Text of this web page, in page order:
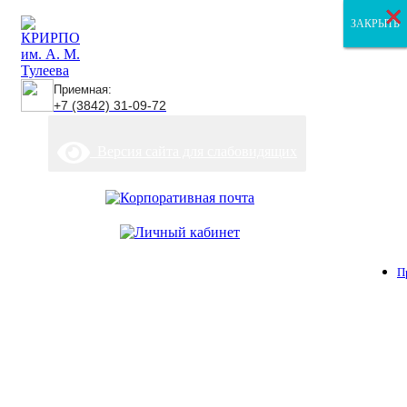
Приемная:
+7 (3842) 31-09-72
ЗАКРЫТЬ
ЗАКРЫТЬ
ЗАКРЫТЬ
×
×
×